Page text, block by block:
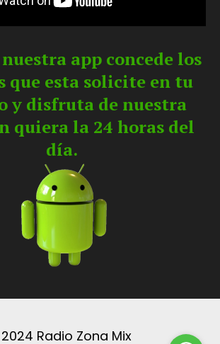
app concede los
que esta solicite en tu
y disfruta de nuestra
quiera la 24 horas del
día.
2024 Radio Zona Mix